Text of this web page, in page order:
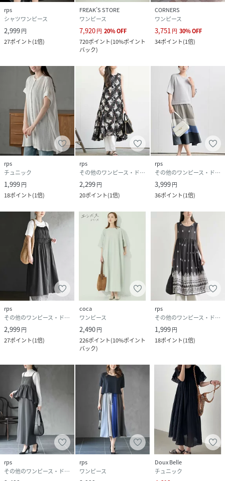
rps
シャツワンピース
2,999円
27ポイント(1倍)
FREAK’S STORE
ワンピース
7,920円 20%OFF
720ポイント(10%ポイント
バック)
CORNERS
ワンピース
3,751円 30%OFF
34ポイント(1倍)
rps
チュニック
1,999円
18ポイント(1倍)
rps
その他のワンピース・ドレス
2,299円
20ポイント(1倍)
rps
その他のワンピース・ドレス
3,999円
36ポイント(1倍)
rps
その他のワンピース・ドレス
2,999円
27ポイント(1倍)
coca
ワンピース
2,490円
226ポイント(10%ポイント
バック)
rps
その他のワンピース・ドレス
1,999円
18ポイント(1倍)
rps
その他のワンピース・ドレス
rps
ワンピース
Doux Belle
チュニック